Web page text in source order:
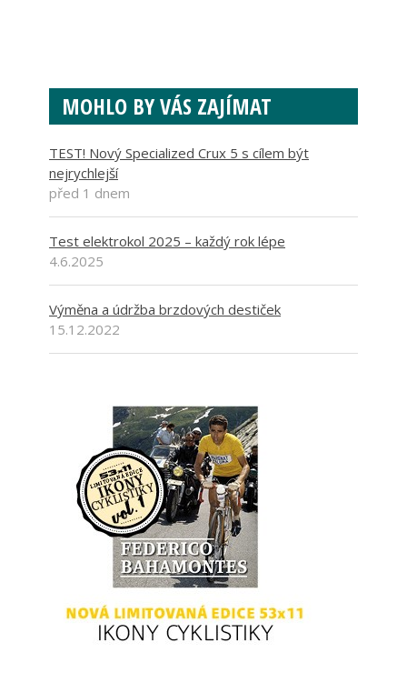
MOHLO BY VÁS ZAJÍMAT
TEST! Nový Specialized Crux 5 s cílem být
nejrychlejší
před 1 dnem
Test elektrokol 2025 – každý rok lépe
4.6.2025
Výměna a údržba brzdových destiček
15.12.2022